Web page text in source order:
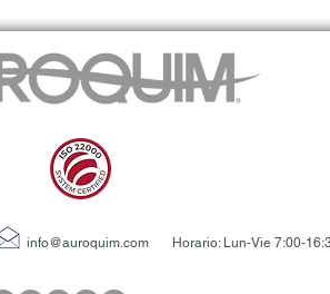
info@auroquim.com Horario: Lun-Vie 7:00-